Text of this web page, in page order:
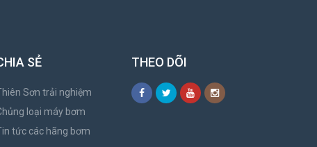
SẺ
Sơn trải nghiệm
loại máy bơm
tức các hãng bơm
THEO DÕI